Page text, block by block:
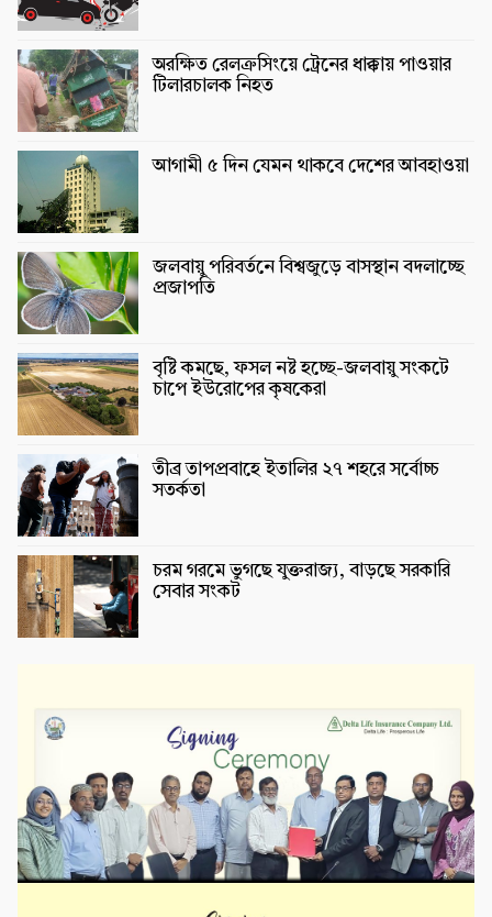
অরক্ষিত রেলক্রসিংয়ে ট্রেনের ধাক্কায় পাওয়ার
টিলারচালক নিহত
আগামী ৫ দিন যেমন থাকবে দেশের আবহাওয়া
জলবায়ু পরিবর্তনে বিশ্বজুড়ে বাসস্থান বদলাচ্ছে
প্রজাপতি
বৃষ্টি কমছে, ফসল নষ্ট হচ্ছে-জলবায়ু সংকটে
চাপে ইউরোপের কৃষকেরা
তীব্র তাপপ্রবাহে ইতালির ২৭ শহরে সর্বোচ্চ
সতর্কতা
চরম গরমে ভুগছে যুক্তরাজ্য, বাড়ছে সরকারি
সেবার সংকট